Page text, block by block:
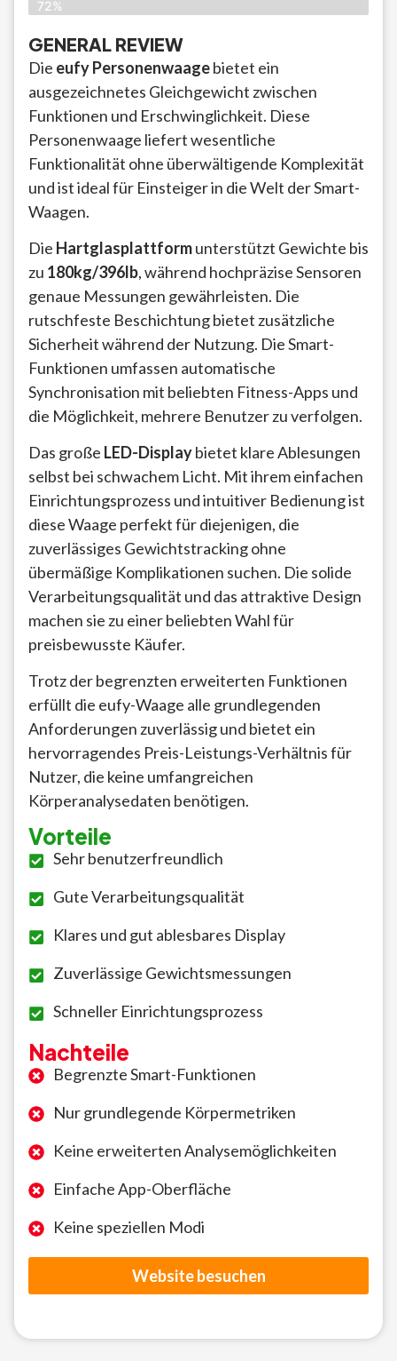
72%
GENERAL REVIEW
Die eufy Personenwaagebietet ein
ausgezeichnetes Gleichgewicht zwischen
Funktionen und Erschwinglichkeit. Diese
Personenwaage liefert wesentliche
Funktionalität ohne überwältigende Komplexität
und ist ideal für Einsteiger in die Welt der Smart-
Waagen.
Die Hartglasplattformunterstützt Gewichte bis
zu 180kg/396lb, während hochpräzise Sensoren
genaue Messungen gewährleisten. Die
rutschfeste Beschichtung bietet zusätzliche
Sicherheit während der Nutzung. Die Smart-
Funktionen umfassen automatische
Synchronisation mit beliebten Fitness-Apps und
die Möglichkeit, mehrere Benutzer zu verfolgen.
Das große LED-Displaybietet klare Ablesungen
selbst bei schwachem Licht. Mit ihrem einfachen
Einrichtungsprozess und intuitiver Bedienung ist
diese Waage perfekt für diejenigen, die
zuverlässiges Gewichtstracking ohne
übermäßige Komplikationen suchen. Die solide
Verarbeitungsqualität und das attraktive Design
machen sie zu einer beliebten Wahl für
preisbewusste Käufer.
Trotz der begrenzten erweiterten Funktionen
erfüllt die eufy-Waage alle grundlegenden
Anforderungen zuverlässig und bietet ein
hervorragendes Preis-Leistungs-Verhältnis für
Nutzer, die keine umfangreichen
Körperanalysedaten benötigen.
Vorteile
Sehr benutzerfreundlich
Gute Verarbeitungsqualität
Klares und gut ablesbares Display
Zuverlässige Gewichtsmessungen
Schneller Einrichtungsprozess
Nachteile
Begrenzte Smart-Funktionen
Nur grundlegende Körpermetriken
Keine erweiterten Analysemöglichkeiten
Einfache App-Oberfläche
Keine speziellen Modi
Website besuchen